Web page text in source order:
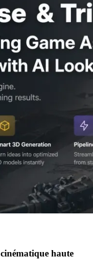
haute